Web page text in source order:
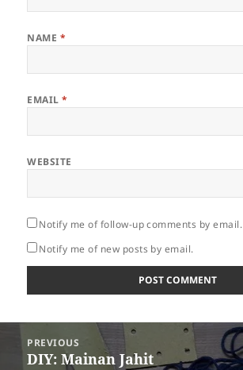
NAME *
EMAIL*
WEBSITE
Notify me of follow-up comments by email.
Notify me of new posts by email.
navigation
PREVIOUS
Previous
DIY: Mainan Jahit